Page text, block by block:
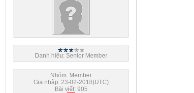
Danh hiệu: Senior Member
Nhóm: Member
Gia nhập: 23-02-2018(UTC)
Bài viết: 905